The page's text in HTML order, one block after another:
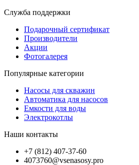
Служба поддержки
Подарочный сертификат
Производители
Акции
Фотогалерея
Популярные категории
Насосы для скважин
Автоматика для насосов
Емкости для воды
Электрокотлы
Наши контакты
+7 (812) 407-37-60
4073760@vsenasosy.pro